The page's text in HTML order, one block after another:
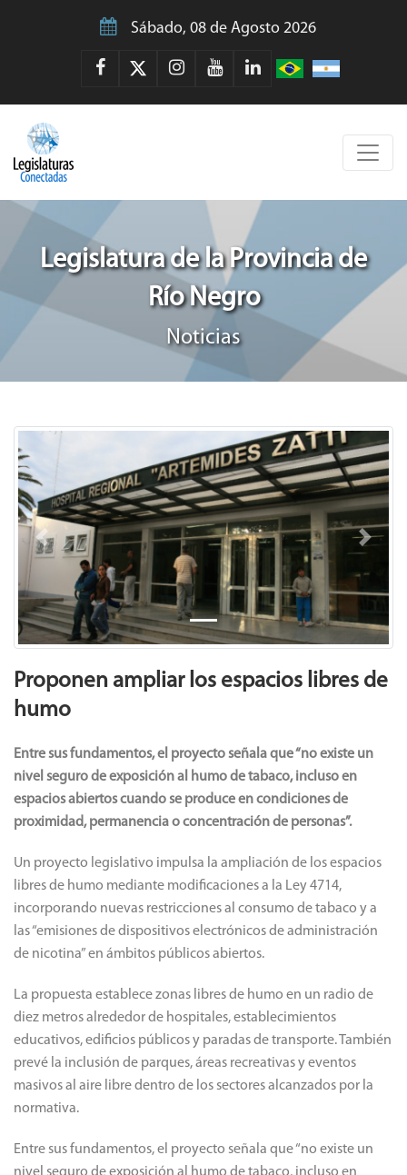
Sábado, 08 de Agosto 2026
Legislatura de la Provincia de
Río Negro
Noticias
Previous Next
Proponen ampliar los espacios libres de
humo
Entre sus fundamentos, el proyecto señala que “no existe un
nivel seguro de exposición al humo de tabaco, incluso en
espacios abiertos cuando se produce en condiciones de
proximidad, permanencia o concentración de personas”.
Un proyecto legislativo impulsa la ampliación de los espacios
libres de humo mediante modificaciones a la Ley 4714,
incorporando nuevas restricciones al consumo de tabaco y a
las “emisiones de dispositivos electrónicos de administración
de nicotina” en ámbitos públicos abiertos.
La propuesta establece zonas libres de humo en un radio de
diez metros alrededor de hospitales, establecimientos
educativos, edificios públicos y paradas de transporte. También
prevé la inclusión de parques, áreas recreativas y eventos
masivos al aire libre dentro de los sectores alcanzados por la
normativa.
Entre sus fundamentos, el proyecto señala que “no existe un
nivel seguro de exposición al humo de tabaco, incluso en